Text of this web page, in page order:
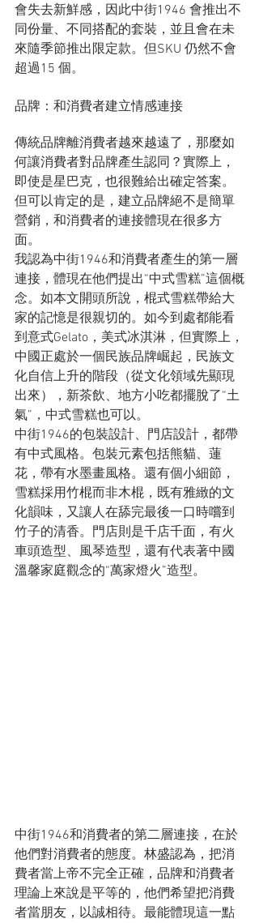
會失去新鮮感，因此中街1946 會推出不
同份量、不同搭配的套裝，並且會在未
來隨季節推出限定款。但SKU 仍然不會
超過15 個。
品牌：和消費者建立情感連接
傳統品牌離消費者越來越遠了，那麼如
何讓消費者對品牌產生認同？實際上，
即使是星巴克，也很難給出確定答案。
但可以肯定的是，建立品牌絕不是簡單
營銷，和消費者的連接體現在很多方
面。
我認為中街1946和消費者產生的第一層
連接，體現在他們提出“中式雪糕”這個概
念。如本文開頭所說，棍式雪糕帶給大
家的記憶是很親切的。如今到處都能看
到意式Gelato，美式冰淇淋，但實際上，
中國正處於一個民族品牌崛起，民族文
化自信上升的階段（從文化領域先顯現
出來），新茶飲、地方小吃都擺脫了“土
氣”，中式雪糕也可以。
中街1946的包裝設計、門店設計，都帶
有中式風格。包裝元素包括熊貓、蓮
花，帶有水墨畫風格。還有個小細節，
雪糕採用竹棍而非木棍，既有雅緻的文
化韻味，又讓人在舔完最後一口時嚐到
竹子的清香。門店則是千店千面，有火
車頭造型、風琴造型，還有代表著中國
溫馨家庭觀念的“萬家燈火”造型。
中街1946和消費者的第二層連接，在於
他們對消費者的態度。林盛認為，把消
費者當上帝不完全正確，品牌和消費者
理論上來說是平等的，他們希望把消費
者當朋友，以誠相待。最能體現這一點